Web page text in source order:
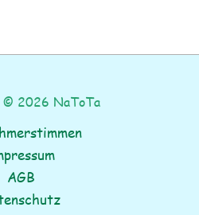
2026 NaToTa
AGB